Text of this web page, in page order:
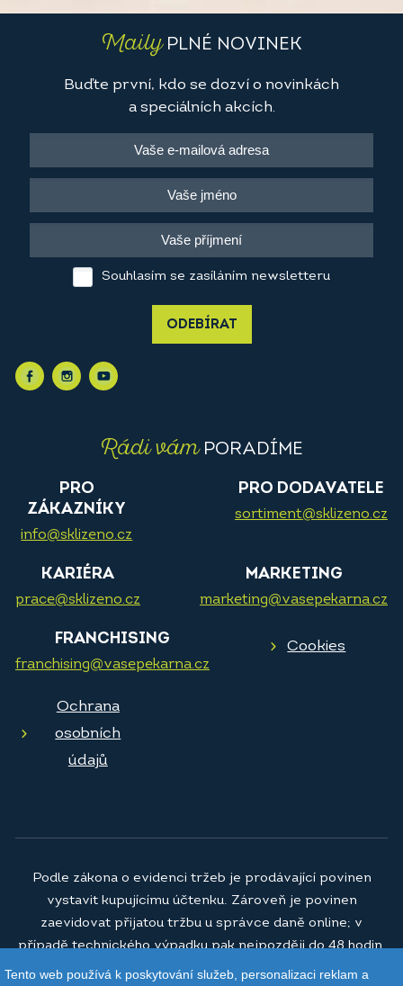
MailyPLNÉ NOVINEK
Buďte první, kdo se dozví o novinkách
a speciálních akcích.
Souhlasím se zasíláním newsletteru
ODEBÍRAT
Rádi vámPORADÍME
PRO
ZÁKAZNÍKY
info@sklizeno.cz
PRO DODAVATELE
sortiment@sklizeno.cz
KARIÉRA
prace@sklizeno.cz
MARKETING
marketing@vasepekarna.cz
FRANCHISING
franchising@vasepekarna.cz
Cookies
Ochrana
osobních
údajů
© 2026Vaše pekárna a.s.
Podle zákona o evidenci tržeb je prodávající povinen
vystavit kupujícímu účtenku. Zároveň je povinen
zaevidovat přijatou tržbu u správce daně online; v
případě technického výpadku pak nejpozději do 48 hodin.
Tento web používá k poskytování služeb, personalizaci reklam a